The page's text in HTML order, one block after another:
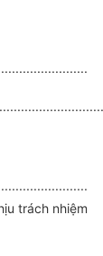
trách nhiệm